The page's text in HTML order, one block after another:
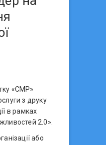
«СМР»
з друку
в рамках
2.0».
або